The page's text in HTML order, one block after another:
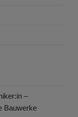
–
Bauwerke